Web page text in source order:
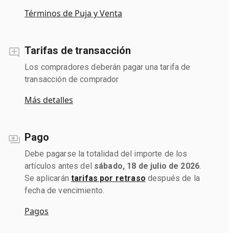
Términos de Puja y Venta
Tarifas de transacción
Los compradores deberán pagar una tarifa de
transacción de comprador
Más detalles
Pago
Debe pagarse la totalidad del importe de los
artículos antes del sábado, 18 de julio de 2026
Se aplicarán tarifas por retraso después de la
fecha de vencimiento.
Pagos